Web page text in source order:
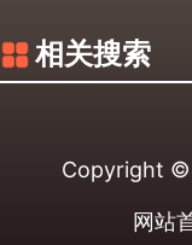
相关搜索
Copyright
网站